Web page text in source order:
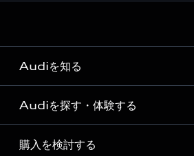
Audiを知る
Audi ブランド
Story of Progress
Audiを探す・体験する
ディーラー検索
購入を検討する